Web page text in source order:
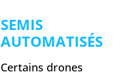
SEMIS
AUTOMATISÉS
Certains drones